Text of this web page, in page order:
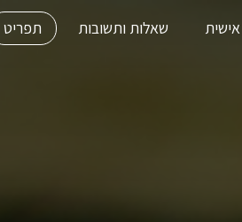
שאלות ותשובות תפריט